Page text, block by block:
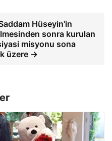
Hüseyin'in
sonra kurulan
misyonu sona
üzere →